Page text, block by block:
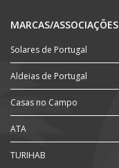
MARCAS/ASSOCIAÇÕES
Solares de Portugal
Aldeias de Portugal
Casas no Campo
ATA
TURIHAB